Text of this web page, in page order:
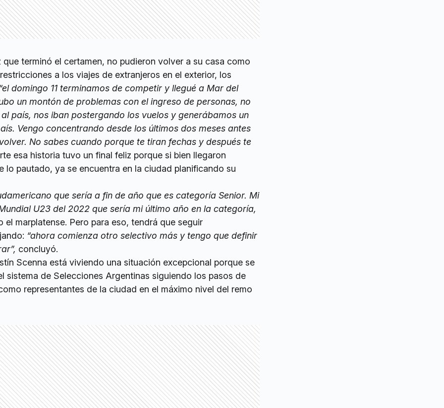
que terminó el certamen, no pudieron volver a su casa como
a los viajes de extranjeros en el exterior, los
domingo 11 terminamos de competir y llegué a Mar del
un montón de problemas con el ingreso de personas, no
país, nos iban postergando los vuelos y generábamos un
Vengo concentrando desde los últimos dos meses antes
No sabes cuando porque te tiran fechas y después te
esa historia tuvo un final feliz porque si bien llegaron
lo pautado, ya se encuentra en la ciudad planificando su
que sería a fin de año que es categoría Senior. Mi
U23 del 2022 que sería mi último año en la categoría,
el marplatense. Pero para eso, tendrá que seguir
“ahora comienza otro selectivo más y tengo que definir
concluyó.
Scenna está viviendo una situación excepcional porque se
sistema de Selecciones Argentinas siguiendo los pasos de
representantes de la ciudad en el máximo nivel del remo